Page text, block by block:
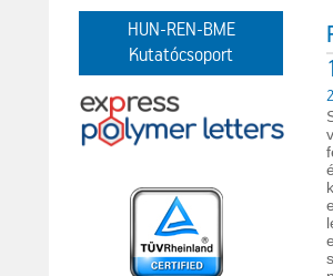
HUN-REN-BME
Kutatócsoport